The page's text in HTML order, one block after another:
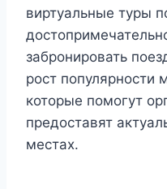
виртуальные туры
забронировать
рост популярности
которые помогут
предоставят
местах.